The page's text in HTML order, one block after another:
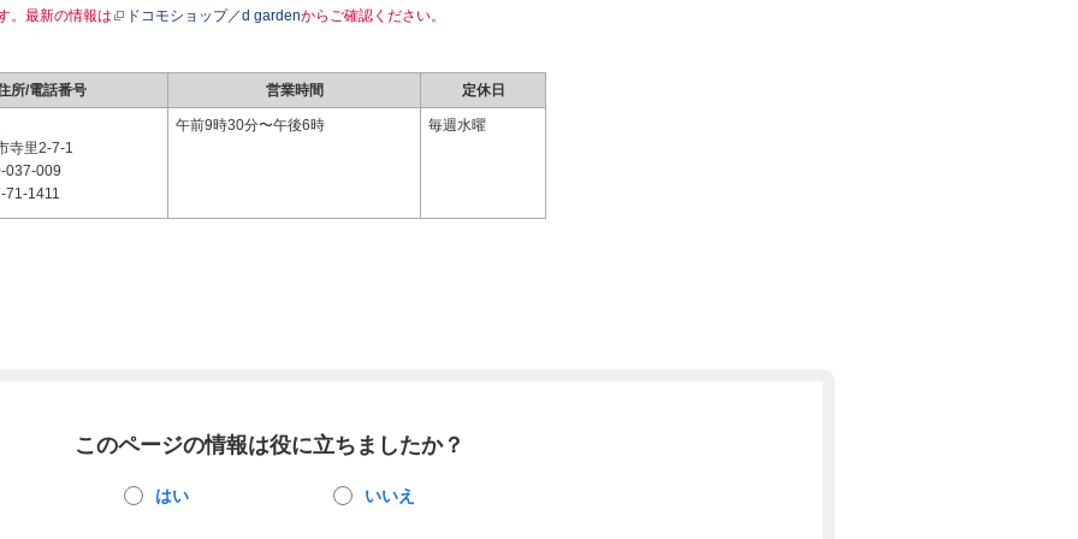
。最新の情報は ドコモショップ／d gardenからご確認ください。
所/電話番号 営業時間 定休日
寺里2-7-1
037-009
71-1411
午前9時30分〜午後6時 毎週水曜
このページの情報は役に立ちましたか？
はい いいえ